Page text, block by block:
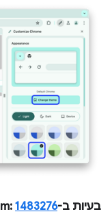
בעיות ב-Chromium:1483276